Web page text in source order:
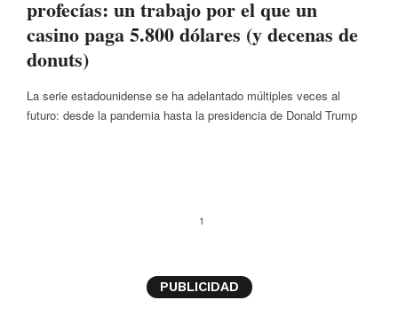
profecías: un trabajo por el que un
casino paga 5.800 dólares (y decenas de
donuts)
La serie estadounidense se ha adelantado múltiples veces al
futuro: desde la pandemia hasta la presidencia de Donald Trump
1
PUBLICIDAD